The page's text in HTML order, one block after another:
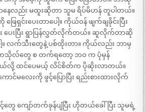
ေလည်း မထူးဆိုတာ သူမ ရိပ်မိဟန် တူပါတယ်။
ေရှင်းပေးတာပေါ့။ ကိုယ်ဝန် ဖျက်ချခိုင်းပြီး
န်း ပေးပြီး ရွာပြန်လွှတ်လိုက်တယ်။ ဆူလိုက်တာဆို
။ လက်သီးတွေနဲ့ ပစ်ထိုးတာ။ ကိုယ်လည်း ဘာမှ
လ်တွေ စ တက်ရတော့ ဘဝ က ပုံမှန်
တယ်လို့ ထင်ပေမယ့် လိင်စိတ်က ပိုဆိုးလာတယ်။
မလေးကို ဖွင့်ပြောပြီး ရည်းစားထားလိုက်
ကျော်တက်ခုန်ပျံပြီး ဟိုတယ်ခေါ်ပြီး သူမရဲ့